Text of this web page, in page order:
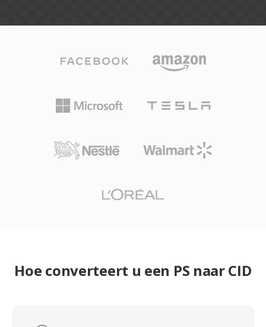
Hoe converteert u een PS naar CID